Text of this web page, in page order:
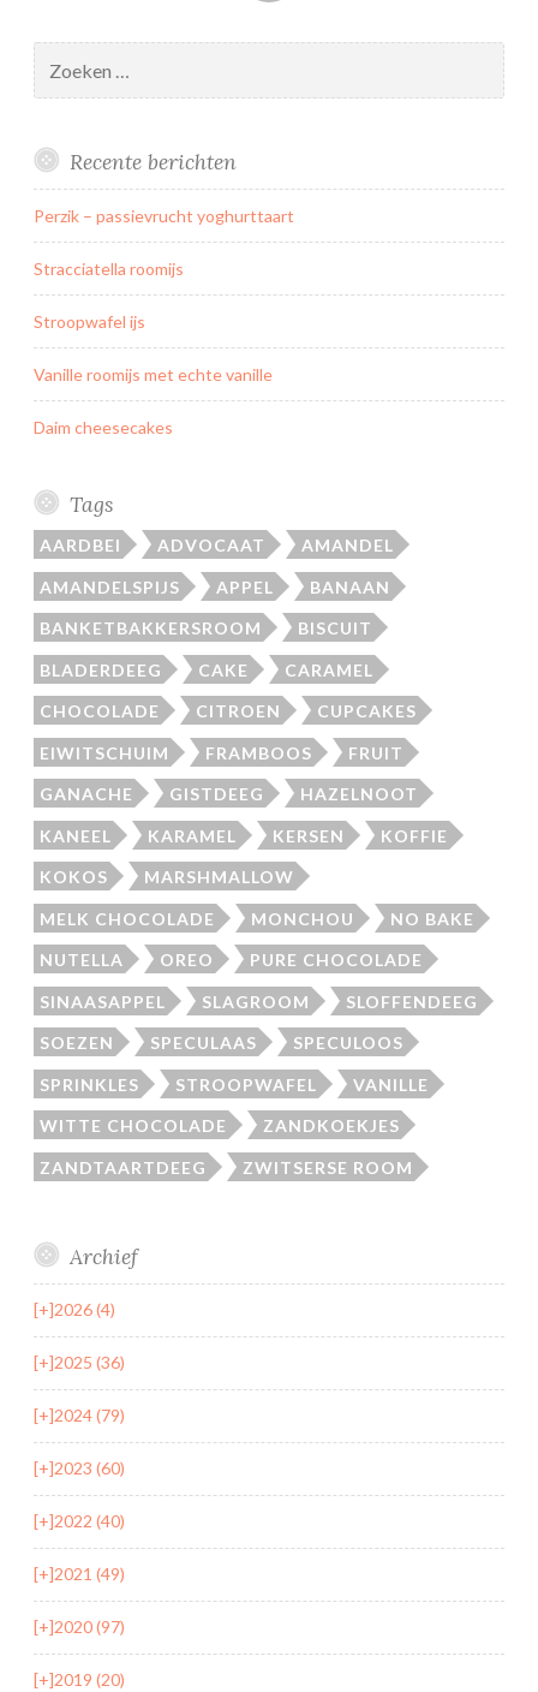
naar:
Recente berichten
Perzik – passievrucht yoghurttaart
Stracciatella roomijs
Stroopwafel ijs
Vanille roomijs met echte vanille
Daim cheesecakes
Tags
AARDBEI ADVOCAAT AMANDEL
AMANDELSPIJS APPEL BANAAN
BANKETBAKKERSROOM BISCUIT
BLADERDEEG CAKE CARAMEL
CHOCOLADE CITROEN CUPCAKES
EIWITSCHUIM FRAMBOOS FRUIT
GANACHE GISTDEEG HAZELNOOT
KANEEL KARAMEL KERSEN KOFFIE
KOKOS MARSHMALLOW
MELK CHOCOLADE MONCHOU NO BAKE
NUTELLA OREO PURE CHOCOLADE
SINAASAPPEL SLAGROOM SLOFFENDEEG
SOEZEN SPECULAAS SPECULOOS
SPRINKLES STROOPWAFEL VANILLE
WITTE CHOCOLADE ZANDKOEKJES
ZANDTAARTDEEG ZWITSERSE ROOM
Archief
[+]2026 (4)
[+]2025 (36)
[+]2024 (79)
[+]2023 (60)
[+]2022 (40)
[+]2021 (49)
[+]2020 (97)
[+]2019 (20)